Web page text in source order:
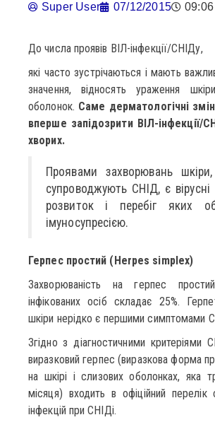
Super User 07/12/2015 09:06
До числа проявів ВІЛ-інфекції/СНІДу,
які часто зустрічаються і мають
значення, відносять ураження
оболонок. Саме дерматологічні
вперше запідозрити ВІЛ-інфекції/
хворих.
Проявами захворювань
супроводжують СНІД, є
розвиток і перебіг яких
імуносупресією.
Герпес простий (Herpes simplex)
Захворюваність на герпес
інфікованих осіб складає 25%.
шкіри нерідко є першими симптомами
Згідно з діагностичними критеріями
виразковий герпес (виразкова форма
на шкірі і слизових оболонках, яка
місяця) входить в офіційний перелік
інфекцій при СНІДі.